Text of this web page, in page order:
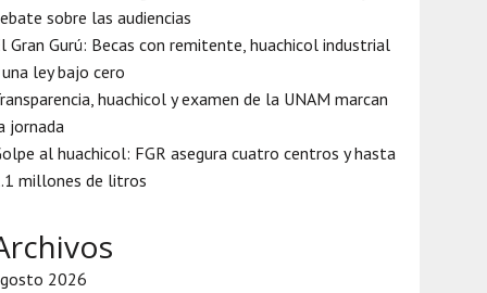
sobre las audiencias
Gran Gurú: Becas con remitente, huachicol industrial
una ley bajo cero
huachicol y examen de la UNAM marcan
jornada
al huachicol: FGR asegura cuatro centros y hasta
millones de litros
2026